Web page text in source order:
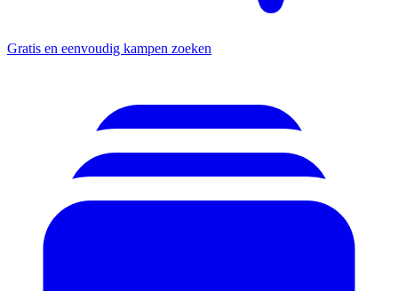
Gratis en eenvoudig kampen zoeken